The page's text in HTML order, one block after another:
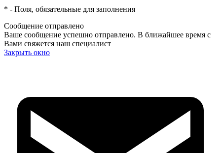
* - Поля, обязательные для заполнения
Сообщение отправлено
Ваше сообщение успешно отправлено. В ближайшее время с
Вами свяжется наш специалист
Закрыть окно